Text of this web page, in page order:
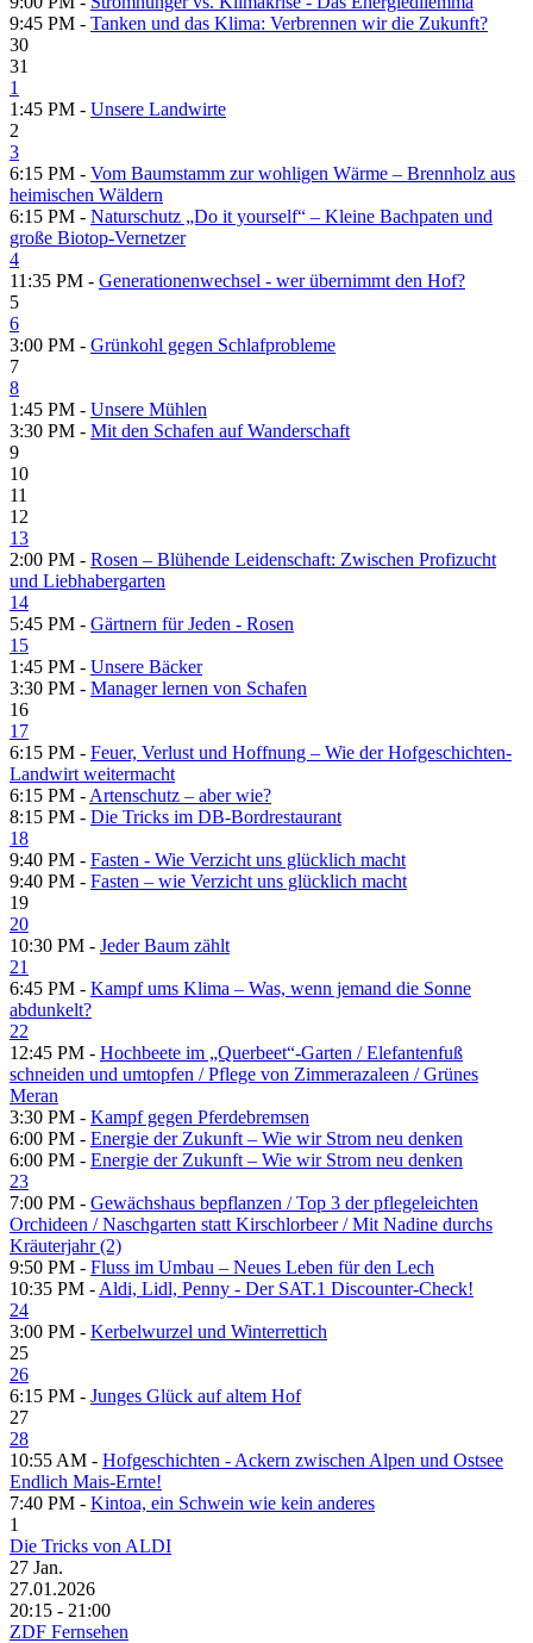
9:45 PM - Tanken und das Klima: Verbrennen wir die Zukunft?
30
31
1
1:45 PM - Unsere Landwirte
2
3
6:15 PM - Vom Baumstamm zur wohligen Wärme – Brennholz aus
heimischen Wäldern
6:15 PM - Naturschutz „Do it yourself“ – Kleine Bachpaten und
große Biotop-Vernetzer
4
11:35 PM - Generationenwechsel - wer übernimmt den Hof?
5
6
3:00 PM - Grünkohl gegen Schlafprobleme
7
8
1:45 PM - Unsere Mühlen
3:30 PM - Mit den Schafen auf Wanderschaft
9
10
11
12
13
2:00 PM - Rosen – Blühende Leidenschaft: Zwischen Profizucht
und Liebhabergarten
14
5:45 PM - Gärtnern für Jeden - Rosen
15
1:45 PM - Unsere Bäcker
3:30 PM - Manager lernen von Schafen
16
17
6:15 PM - Feuer, Verlust und Hoffnung – Wie der Hofgeschichten-
Landwirt weitermacht
6:15 PM - Artenschutz – aber wie?
8:15 PM - Die Tricks im DB-Bordrestaurant
18
9:40 PM - Fasten - Wie Verzicht uns glücklich macht
9:40 PM - Fasten – wie Verzicht uns glücklich macht
19
20
10:30 PM - Jeder Baum zählt
21
6:45 PM - Kampf ums Klima – Was, wenn jemand die Sonne
abdunkelt?
22
12:45 PM - Hochbeete im „Querbeet“-Garten /​ Elefantenfuß
schneiden und umtopfen /​ Pflege von Zimmerazaleen /​ Grünes
Meran
3:30 PM - Kampf gegen Pferdebremsen
6:00 PM - Energie der Zukunft – Wie wir Strom neu denken
6:00 PM - Energie der Zukunft – Wie wir Strom neu denken
23
7:00 PM - Gewächshaus bepflanzen /​ Top 3 der pflegeleichten
Orchideen /​ Naschgarten statt Kirschlorbeer /​ Mit Nadine durchs
Kräuterjahr (2)
9:50 PM - Fluss im Umbau – Neues Leben für den Lech
10:35 PM - Aldi, Lidl, Penny - Der SAT.1 Discounter-Check!
24
3:00 PM - Kerbelwurzel und Winterrettich
25
26
6:15 PM - Junges Glück auf altem Hof
27
28
10:55 AM - Hofgeschichten - Ackern zwischen Alpen und Ostsee
Endlich Mais-Ernte!
7:40 PM - Kintoa, ein Schwein wie kein anderes
1
Die Tricks von ALDI
27 Jan.
27.01.2026
20:15 - 21:00
ZDF Fernsehen